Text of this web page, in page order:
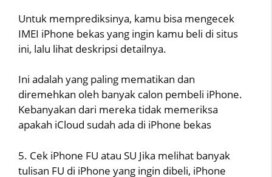
Untuk memprediksinya, kamu bisa mengecek
IMEI iPhone bekas yang ingin kamu beli di situs
ini, lalu lihat deskripsi detailnya.
Ini adalah yang paling mematikan dan
diremehkan oleh banyak calon pembeli iPhone.
Kebanyakan dari mereka tidak memeriksa
apakah iCloud sudah ada di iPhone bekas
5. Cek iPhone FU atau SU Jika melihat banyak
tulisan FU di iPhone yang ingin dibeli, iPhone